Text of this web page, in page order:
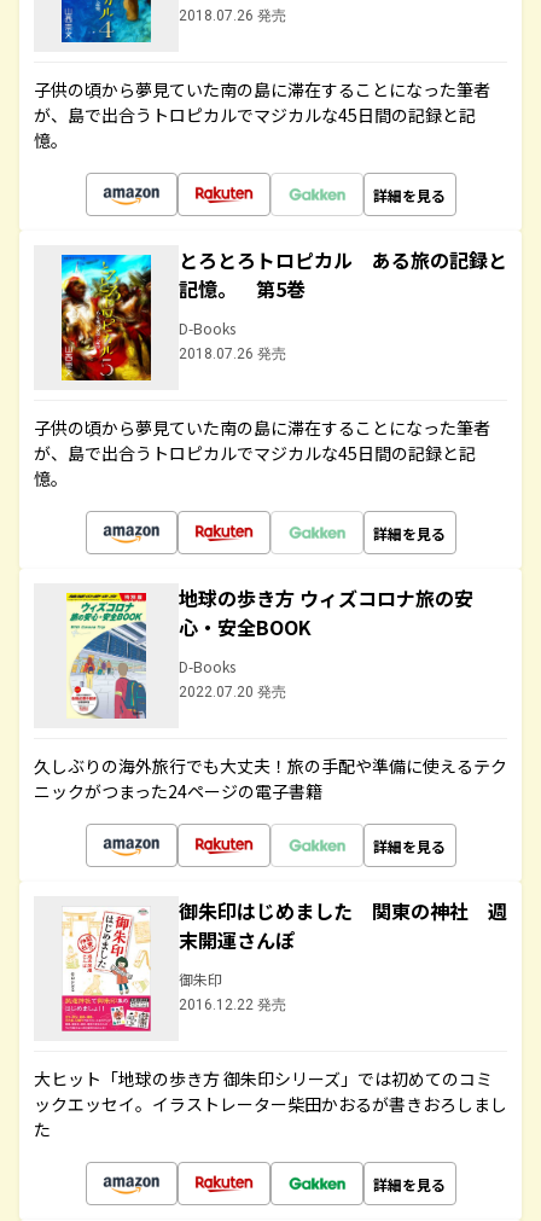
2018.07.26 発売
子供の頃から夢見ていた南の島に滞在することになった筆者
が、島で出合うトロピカルでマジカルな45日間の記録と記
憶。
詳細を見る
とろとろトロピカル ある旅の記録と
記憶。 第5巻
D-Books
2018.07.26 発売
子供の頃から夢見ていた南の島に滞在することになった筆者
が、島で出合うトロピカルでマジカルな45日間の記録と記
憶。
詳細を見る
地球の歩き方 ウィズコロナ旅の安
心・安全BOOK
D-Books
2022.07.20 発売
久しぶりの海外旅行でも大丈夫！旅の手配や準備に使えるテク
ニックがつまった24ページの電子書籍
詳細を見る
御朱印はじめました 関東の神社 週
末開運さんぽ
御朱印
2016.12.22 発売
大ヒット「地球の歩き方 御朱印シリーズ」では初めてのコミ
ックエッセイ。イラストレーター柴田かおるが書きおろしまし
た
詳細を見る